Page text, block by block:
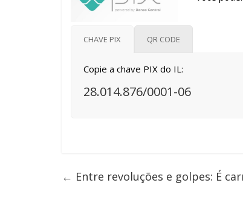
CHAVE PIX QR CODE
Copie a chave PIX do IL:
28.014.876/0001-06
← Entre revoluções e golpes: É